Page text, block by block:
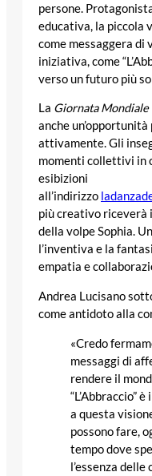
persone.
educativa, la piccola
come messaggera di
iniziativa, come
verso un futuro più
La Giornata Mondiale
anche
attivamente. Gli
momenti collettivi in
esibizioni
all’indirizzo
più creativo riceverà
della volpe Sophia.
l’inventiva e la
empatia e
Andrea Lucisano
come antidoto alla
«Credo
messaggi di
rendere il
“L’Abbraccio”
a questa
possono fare,
tempo dove
l’essenza